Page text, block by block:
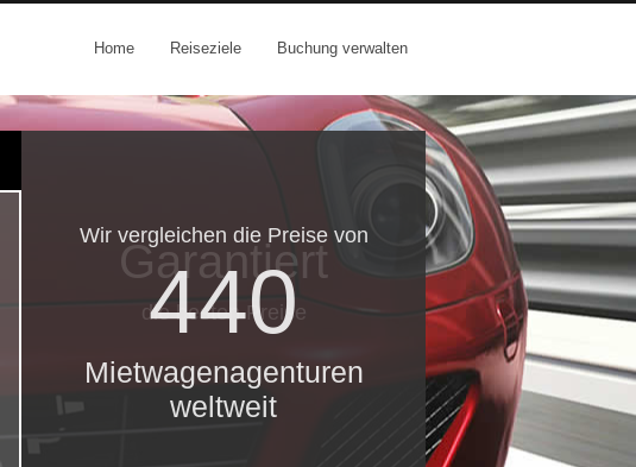
Home Reiseziele Buchung verwalten
Wir vergleichen die Preise von
440
Mietwagenagenturen
weltweit
Garantiert
die besten Preise